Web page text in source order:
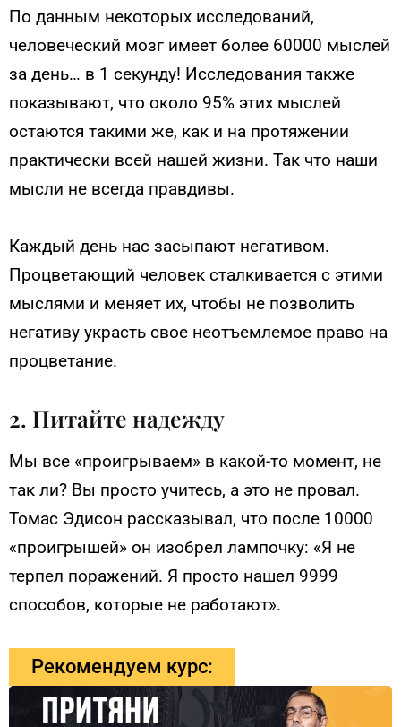
По данным некоторых исследований,
человеческий мозг имеет более 60000 мыслей
за день… в 1 секунду! Исследования также
показывают, что около 95% этих мыслей
остаются такими же, как и на протяжении
практически всей нашей жизни. Так что наши
мысли не всегда правдивы.
Каждый день нас засыпают негативом.
Процветающий человек сталкивается с этими
мыслями и меняет их, чтобы не позволить
негативу украсть свое неотъемлемое право на
процветание.
2. Питайте надежду
Мы все «проигрываем» в какой-то момент, не
так ли? Вы просто учитесь, а это не провал.
Томас Эдисон рассказывал, что после 10000
«проигрышей» он изобрел лампочку: «Я не
терпел поражений. Я просто нашел 9999
способов, которые не работают».
Рекомендуем курс: